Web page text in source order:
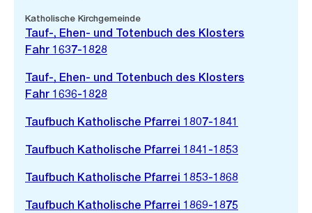
Katholische Kirchgemeinde
Tauf-, Ehen- und Totenbuch des Klosters
Fahr 1637-1828
Tauf-, Ehen- und Totenbuch des Klosters
Fahr 1636-1828
Taufbuch Katholische Pfarrei 1807-1841
Taufbuch Katholische Pfarrei 1841-1853
Taufbuch Katholische Pfarrei 1853-1868
Taufbuch Katholische Pfarrei 1869-1875